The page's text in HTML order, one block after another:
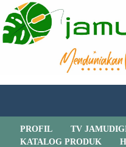
PROFIL TV
KATALOG PRODUK